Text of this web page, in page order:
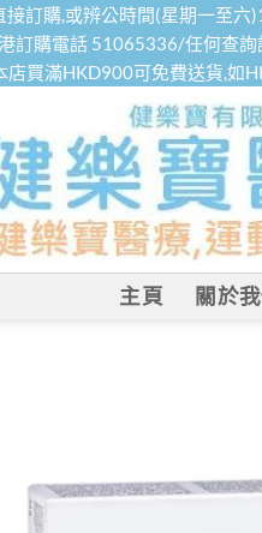
接訂購,或辨公時間(星期一至
訂購電話 51065336/任何查詢
店買滿HKD900可免費送貨,如
主頁 關於